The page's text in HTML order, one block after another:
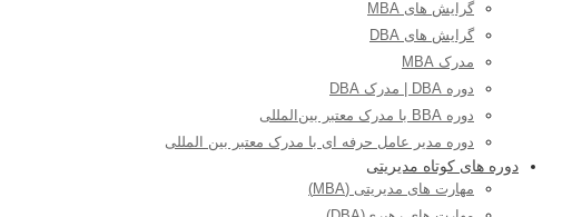
گرایش های MBA
گرایش های DBA
مدرک MBA
دوره DBA | مدرک DBA
دوره BBA با مدرک معتبر بین‌المللی
دوره مدیر عامل حرفه ای با مدرک معتبر بین المللی
دوره های کوتاه مدیریتی
مهارت های مدیریتی (MBA)